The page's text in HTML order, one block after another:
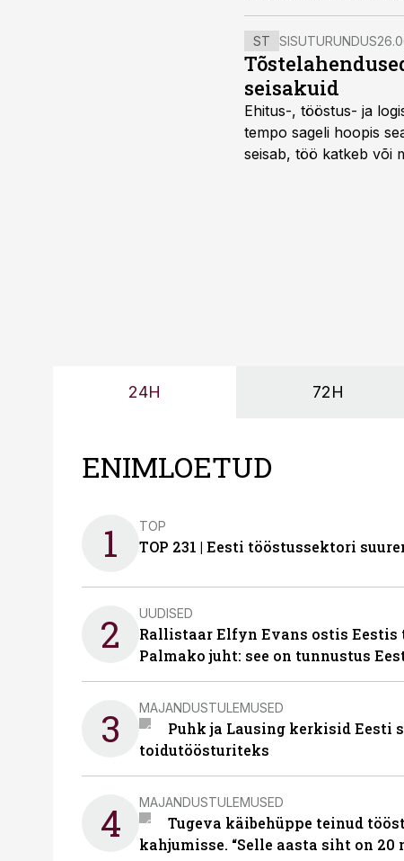
ST SISUTURUNDUS
seisakuid
Ehitus-, tööstus- ja
tempo sageli hoopis
seisab, töö katkeb või
24H 72H
ENIMLOETUD
1 TOP
TOP 231 | Eesti tööstussektori
2 UUDISED
Rallistaar Elfyn Evans ostis
Palmako juht: see on tunnustus
3 MAJANDUSTULEMUSED
Puhk ja Lausing kerkisid Eesti
toidutöösturiteks
4 MAJANDUSTULEMUSED
Tugeva käibehüppe teinud
kahjumisse. “Selle aasta siht on 20